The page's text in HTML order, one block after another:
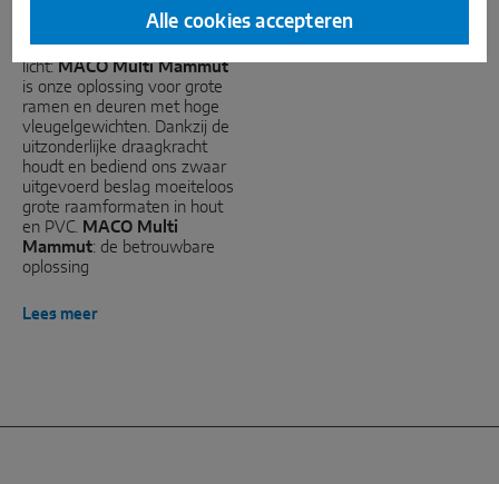
MACO Multi Mammut
Meer draagkracht en meer
licht:MACO Multi Mammut
is onze oplossing voor grote
ramen en deuren met hoge
vleugelgewichten. Dankzij de
uitzonderlijke draagkracht
houdt en bediend ons zwaar
uitgevoerd beslag moeiteloos
grote raamformaten in hout
en PVC. MACO Multi
Mammut: de betrouwbare
oplossing
Lees meer
Alle cookies accepteren